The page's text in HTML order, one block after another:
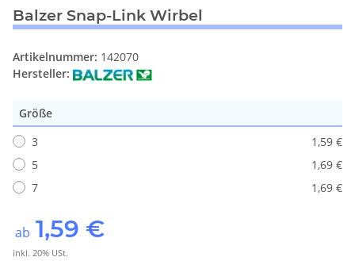
Balzer Snap-Link Wirbel
Artikelnummer: 142070
Hersteller:
Größe
3
1,59 €
5
1,69 €
7
1,69 €
ab 1,59 €
inkl. 20% USt.